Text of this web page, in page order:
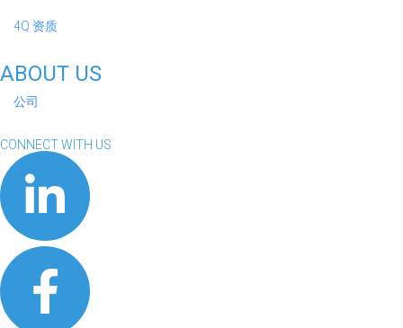
4Q 资质
ABOUT US
公司
CONNECT WITH US